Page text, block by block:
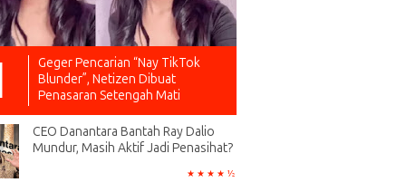
Geger Pencarian “Nay TikTok
Blunder”, Netizen Dibuat
Penasaran Setengah Mati
CEO Danantara Bantah Ray Dalio
Mundur, Masih Aktif Jadi Penasihat?